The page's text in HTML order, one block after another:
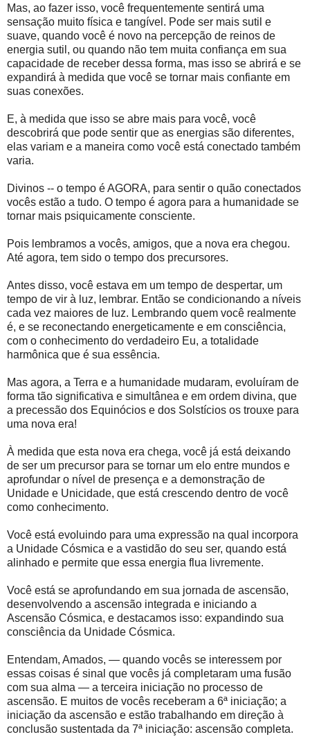
Mas, ao fazer isso, você frequentemente sentirá uma
sensação muito física e tangível. Pode ser mais sutil e
suave, quando você é novo na percepção de reinos de
energia sutil, ou quando não tem muita confiança em sua
capacidade de receber dessa forma, mas isso se abrirá e se
expandirá à medida que você se tornar mais confiante em
suas conexões.
E, à medida que isso se abre mais para você, você
descobrirá que pode sentir que as energias são diferentes,
elas variam e a maneira como você está conectado também
varia.
Divinos -- o tempo é AGORA, para sentir o quão conectados
vocês estão a tudo. O tempo é agora para a humanidade se
tornar mais psiquicamente consciente.
Pois lembramos a vocês, amigos, que a nova era chegou.
Até agora, tem sido o tempo dos precursores.
Antes disso, você estava em um tempo de despertar, um
tempo de vir à luz, lembrar. Então se condicionando a níveis
cada vez maiores de luz. Lembrando quem você realmente
é, e se reconectando energeticamente e em consciência,
com o conhecimento do verdadeiro Eu, a totalidade
harmônica que é sua essência.
Mas agora, a Terra e a humanidade mudaram, evoluíram de
forma tão significativa e simultânea e em ordem divina, que
a precessão dos Equinócios e dos Solstícios os trouxe para
uma nova era!
À medida que esta nova era chega, você já está deixando
de ser um precursor para se tornar um elo entre mundos e
aprofundar o nível de presença e a demonstração de
Unidade e Unicidade, que está crescendo dentro de você
como conhecimento.
Você está evoluindo para uma expressão na qual incorpora
a Unidade Cósmica e a vastidão do seu ser, quando está
alinhado e permite que essa energia flua livremente.
Você está se aprofundando em sua jornada de ascensão,
desenvolvendo a ascensão integrada e iniciando a
Ascensão Cósmica, e destacamos isso: expandindo sua
consciência da Unidade Cósmica.
Entendam, Amados, — quando vocês se interessem por
essas coisas é sinal que vocês já completaram uma fusão
com sua alma — a terceira iniciação no processo de
ascensão. E muitos de vocês receberam a 6ª iniciação; a
iniciação da ascensão e estão trabalhando em direção à
conclusão sustentada da 7ª iniciação: ascensão completa.